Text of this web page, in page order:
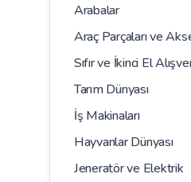
Arabalar
Araç Parçaları ve
Sıfır ve İkinci El
Tarım Dünyası
İş Makinaları
Hayvanlar Dünyası
Jeneratör ve Elektrik